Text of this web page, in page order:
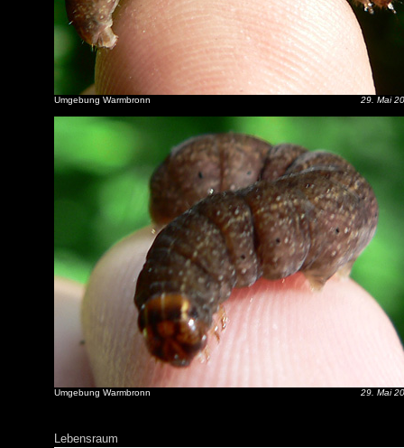
Umgebung Warmbronn 29. Mai
Umgebung Warmbronn 29. Mai
Lebensraum